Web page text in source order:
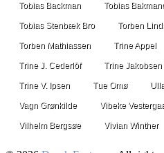
Tobias Backman Tobias
Tobias Stenbæk Bro Torben
Torben Mathiassen Trine Appel
Trine J. Cederlöf Trine Jakobsen
Trine V. Ipsen Tue Omø
Vagn Grønkilde Vibeke
Vilhelm Bergsøe Vivian Winther